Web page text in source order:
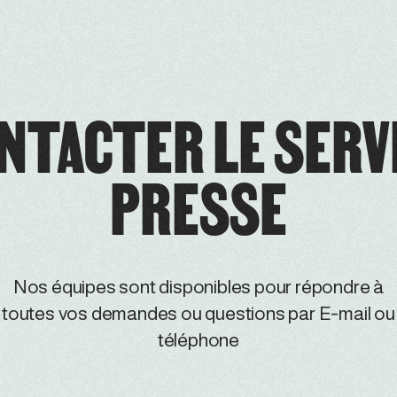
LE
PRESSE
Nos équipes sont disponibles pour répondre à
toutes vos demandes ou questions par E-mail ou
téléphone